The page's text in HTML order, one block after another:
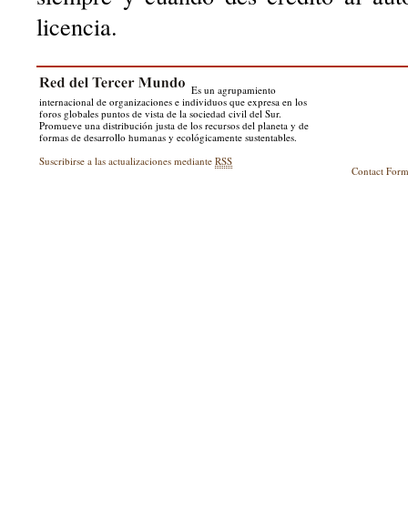
licencia.
Es un agrupamiento
internacional de organizaciones e individuos que expresa en los
foros globales puntos de vista de la sociedad civil del Sur.
Promueve una distribución justa de los recursos del planeta y de
formas de desarrollo humanas y ecológicamente sustentables.
Suscribirse a las actualizaciones medianteRSS
Contact Form